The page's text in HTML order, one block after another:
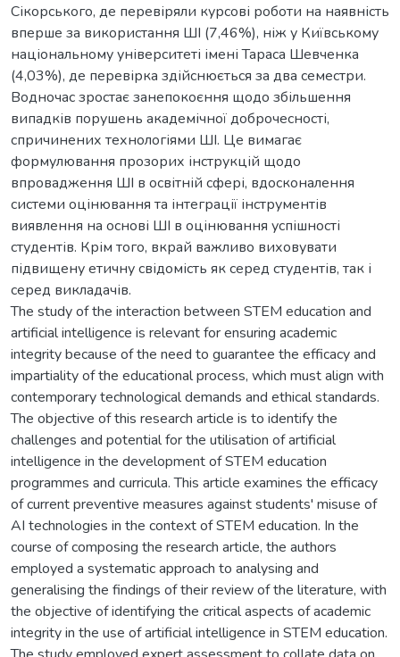
Сікорського, де перевіряли курсові роботи на наявність
вперше за використання ШІ (7,46%), ніж у Київському
національному університеті імені Тараса Шевченка
(4,03%), де перевірка здійснюється за два семестри.
Водночас зростає занепокоєння щодо збільшення
випадків порушень академічної доброчесності,
спричинених технологіями ШІ. Це вимагає
формулювання прозорих інструкцій щодо
впровадження ШІ в освітній сфері, вдосконалення
системи оцінювання та інтеграції інструментів
виявлення на основі ШІ в оцінювання успішності
студентів. Крім того, вкрай важливо виховувати
підвищену етичну свідомість як серед студентів, так і
серед викладачів.
The study of the interaction between STEM education and
artificial intelligence is relevant for ensuring academic
integrity because of the need to guarantee the efficacy and
impartiality of the educational process, which must align with
contemporary technological demands and ethical standards.
The objective of this research article is to identify the
challenges and potential for the utilisation of artificial
intelligence in the development of STEM education
programmes and curricula. This article examines the efficacy
of current preventive measures against students' misuse of
AI technologies in the context of STEM education. In the
course of composing the research article, the authors
employed a systematic approach to analysing and
generalising the findings of their review of the literature, with
the objective of identifying the critical aspects of academic
integrity in the use of artificial intelligence in STEM education.